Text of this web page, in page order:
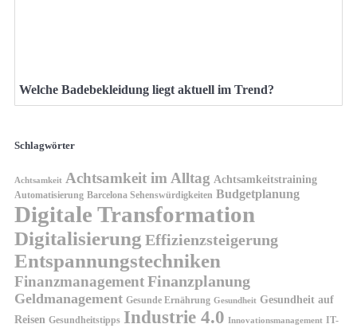
Welche Badebekleidung liegt aktuell im Trend?
Schlagwörter
Achtsamkeit Achtsamkeit im Alltag Achtsamkeitstraining
Automatisierung Barcelona Sehenswürdigkeiten Budgetplanung
Digitale Transformation
Digitalisierung Effizienzsteigerung
Entspannungstechniken
FinanzmanagementFinanzplanung
Geldmanagement Gesunde Ernährung Gesundheit Gesundheit auf
Reisen Gesundheitstipps Industrie 4.0 Innovationsmanagement IT-